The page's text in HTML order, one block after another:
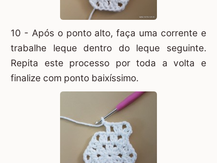
10 - Após o ponto alto, faça uma corrente e
trabalhe leque dentro do leque seguinte.
Repita este processo por toda a volta e
finalize com ponto baixíssimo.